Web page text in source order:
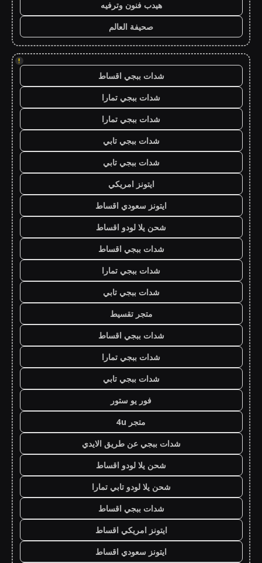
هيدب فنون وترفيه
صحيفة العالم
!
شدات ببجي اقساط
شدات ببجي تمارا
شدات ببجي تمارا
شدات ببجي تابي
شدات ببجي تابي
ايتونز امريكي
ايتونز سعودي اقساط
شحن يلا لودو اقساط
شدات ببجي اقساط
شدات ببجي تمارا
شدات ببجي تابي
متجر تقسيط
شدات ببجي اقساط
شدات ببجي تمارا
شدات ببجي تابي
فور يو ستور
متجر 4u
شدات ببجي عن طريق الايدي
شحن يلا لودو اقساط
شحن يلا لودو تابي تمارا
شدات ببجي اقساط
ايتونز امريكي اقساط
ايتونز سعودي اقساط